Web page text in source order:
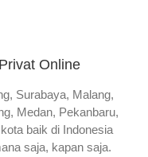
Online
Surabaya, Malang,
Medan, Pekanbaru,
baik di Indonesia
saja, kapan saja.